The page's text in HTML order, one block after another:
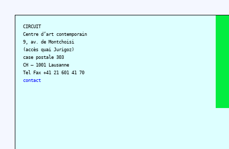
CIRCUIT
Centre d’art contemporain
9, av. de Montchoisi
(accès quai Jurigoz)
case postale 303
CH – 1001 Lausanne
Tel Fax +41 21 601 41 70
contact